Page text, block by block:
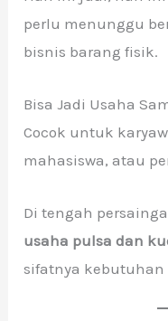
perlu menunggu
bisnis barang fisik.
Bisa Jadi Usaha
Cocok untuk
mahasiswa, atau
Di tengah
usaha pulsa dan
sifatnya kebutuhan